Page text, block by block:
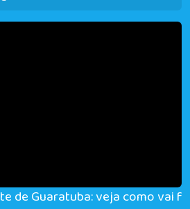
de Guaratuba: veja como vai